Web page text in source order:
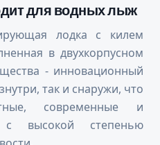
для водных лыж
лодка с килем
в двухкорпусном
- инновационный
так и снаружи, что
современные и
высокой степенью